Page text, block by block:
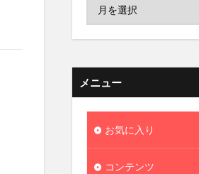
メニュー
お気に入り
コンテンツ